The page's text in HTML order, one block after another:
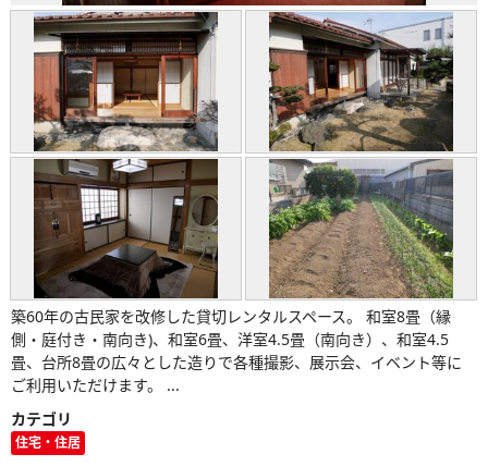
築60年の古民家を改修した貸切レンタルスペース。 和室8畳（縁
側・庭付き・南向き)、和室6畳、洋室4.5畳（南向き）、和室4.5
畳、台所8畳の広々とした造りで各種撮影、展示会、イベント等に
ご利用いただけます。 ...
カテゴリ
住宅・住居